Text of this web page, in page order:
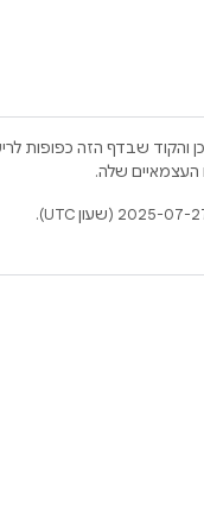
והקוד שבדף הזה כפופות
שלה.